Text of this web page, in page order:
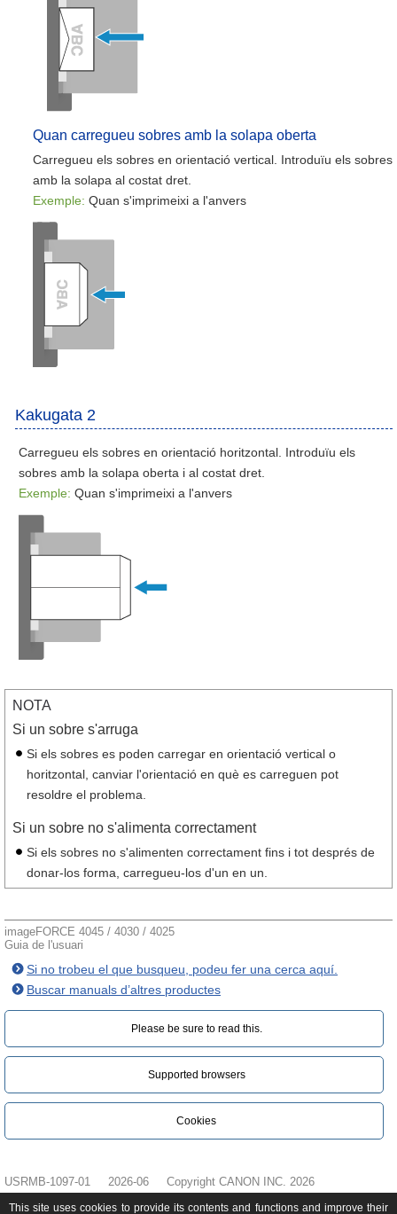
Quan carregueu sobres amb la solapa oberta
Carregueu els sobres en orientació vertical. Introduïu els sobres
amb la solapa al costat dret.
Exemple: Quan s'imprimeixi a l'anvers
Kakugata 2
Carregueu els sobres en orientació horitzontal. Introduïu els
sobres amb la solapa oberta i al costat dret.
Exemple: Quan s'imprimeixi a l'anvers
NOTA
Si un sobre s'arruga
Si els sobres es poden carregar en orientació vertical o
horitzontal, canviar l'orientació en què es carreguen pot
resoldre el problema.
Si un sobre no s'alimenta correctament
Si els sobres no s'alimenten correctament fins i tot després de
donar-los forma, carregueu-los d'un en un.
imageFORCE 4045 / 4030 / 4025
Guia de l'usuari
Si no trobeu el que busqueu, podeu fer una cerca aquí.
Buscar manuals d’altres productes
Please be sure to read this.‎
Supported browsers
Cookies
USRMB-1097-01 2026-06 Copyright CANON INC. 2026
This site uses cookies to provide its contents and functions and improve their